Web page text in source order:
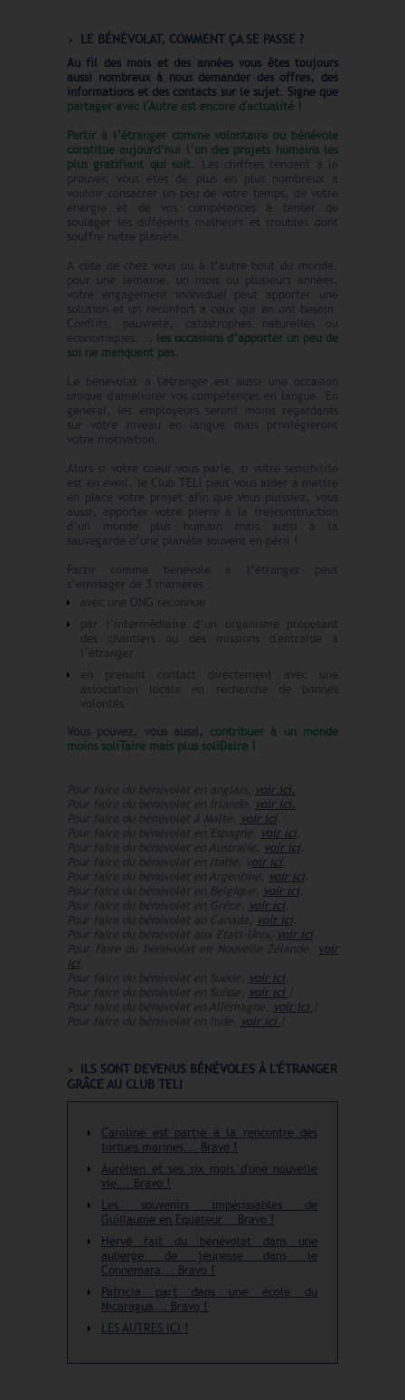
LE BÉNÉVOLAT, COMMENT ÇA SE PASSE ?
Au fil des mois et des années vous êtes toujours
aussi nombreux à nous demander des offres, des
informations et des contacts sur le sujet. Signe que
partager avec l'Autre est encore d'actualité !
Partir à l’étranger comme volontaire ou bénévole
constitue aujourd’hui l’un des projets humains les
plus gratifiant qui soit.
Les chiffres tendent à le
prouver, vous êtes de plus en plus nombreux à
vouloir consacrer un peu de votre temps, de votre
énergie et de vos compétences à tenter de
soulager les différents malheurs et troubles dont
souffre notre planète.
A côté de chez vous ou à l’autre bout du monde,
pour une semaine, un mois ou plusieurs années,
votre engagement individuel peut apporter une
solution et un réconfort à ceux qui en ont besoin.
Conflits, pauvreté, catastrophes naturelles ou
économiques..., les occasions d’apporter un peu de
soi ne manquent pas.
Le bénévolat à l'étranger est aussi une occasion
unique d'améliorer vos compétences en langue. En
général, les employeurs seront moins regardants
sur votre niveau en langue mais privilégieront
votre motivation.
Alors si votre coeur vous parle, si votre sensibilité
est en éveil, le Club TELI peut vous aider à mettre
en place votre projet afin que vous puissiez, vous
aussi, apporter votre pierre à la (re)construction
d’un monde plus humain mais aussi à la
sauvegarde d’une planète souvent en péril !
Partir comme bénévole à l’étranger peut
s’envisager de 3 manières :
avec une ONG reconnue
par l’intermédiaire d’un organisme proposant
des chantiers ou des missions d'entraide à
l’étranger
en prenant contact directement avec une
association locale en recherche de bonnes
volontés
Vous pouvez, vous aussi, contribuer à un monde
moins soliTaire mais plus soliDaire !
Pour faire du bénévolat en anglais, voir ici.
Pour faire du bénévolat en Irlande, voir ici.
Pour faire du bénévolat à Malte, voir ici.
Pour faire du bénévolat en Espagne, voir ici.
Pour faire du bénévolat en Australie, voir ici.
Pour faire du bénévolat en Italie, voir ici.
Pour faire du bénévolat en Argentine, voir ici.
Pour faire du bénévolat en Belgique, voir ici.
Pour faire du bénévolat en Grèce, voir ici.
Pour faire du bénévolat au Canada, voir ici.
Pour faire du bénévolat aux Etats-Unis, voir ici.
Pour faire du bénévolat en Nouvelle Zélande,
voir
ici.
Pour faire du bénévolat en Suède, voir ici.
Pour faire du bénévolat en Suisse, voir ici !
Pour faire du bénévolat en Allemagne, voir ici !
Pour faire du bénévolat en Inde, voir ici !
ILS SONT DEVENUS BÉNÉVOLES À L'ÉTRANGER
GRÂCE AU CLUB TELI
Caroline est partie à la rencontre des
tortues marines... Bravo !
Aurélien et ses six mois d'une nouvelle
vie... Bravo !
Les souvenirs impérissables de
Guillaume en Equateur... Bravo !
Hervé fait du bénévolat dans une
auberge de jeunesse dans le
Connemara... Bravo !
Patricia part dans une école du
Nicaragua... Bravo !
LES AUTRES ICI !